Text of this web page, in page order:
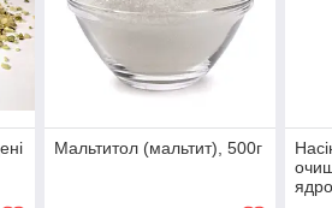
Мальтитол (мальтит), 500г